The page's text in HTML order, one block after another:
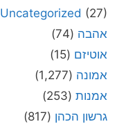
Uncategorized (27)
אהבה (74)
אוטיזם (15)
אמונה (1,277)
אמנות (253)
גרשון הכהן (817)